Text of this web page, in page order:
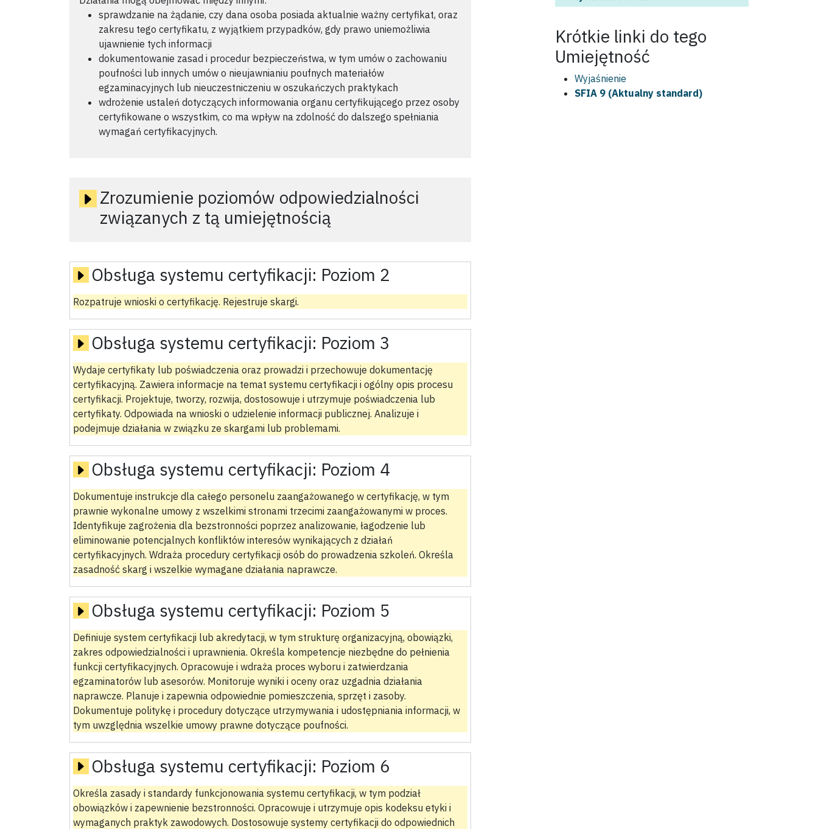
sprawdzanie na żądanie, czy dana osoba posiada aktualnie ważny certyfikat, oraz
zakresu tego certyfikatu, z wyjątkiem przypadków, gdy prawo uniemożliwia
ujawnienie tych informacji
dokumentowanie zasad i procedur bezpieczeństwa, w tym umów o zachowaniu
poufności lub innych umów o nieujawnianiu poufnych materiałów
egzaminacyjnych lub nieuczestniczeniu w oszukańczych praktykach
wdrożenie ustaleń dotyczących informowania organu certyfikującego przez osoby
certyfikowane o wszystkim, co ma wpływ na zdolność do dalszego spełniania
wymagań certyfikacyjnych.
Zrozumienie poziomów odpowiedzialności
związanych z tą umiejętnością
Obsługa systemu certyfikacji: Poziom 2
Rozpatruje wnioski o certyfikację. Rejestruje skargi.
Obsługa systemu certyfikacji: Poziom 3
Wydaje certyfikaty lub poświadczenia oraz prowadzi i przechowuje dokumentację
certyfikacyjną. Zawiera informacje na temat systemu certyfikacji i ogólny opis procesu
certyfikacji. Projektuje, tworzy, rozwija, dostosowuje i utrzymuje poświadczenia lub
certyfikaty. Odpowiada na wnioski o udzielenie informacji publicznej. Analizuje i
podejmuje działania w związku ze skargami lub problemami.
Obsługa systemu certyfikacji: Poziom 4
Dokumentuje instrukcje dla całego personelu zaangażowanego w certyfikację, w tym
prawnie wykonalne umowy z wszelkimi stronami trzecimi zaangażowanymi w proces.
Identyfikuje zagrożenia dla bezstronności poprzez analizowanie, łagodzenie lub
eliminowanie potencjalnych konfliktów interesów wynikających z działań
certyfikacyjnych. Wdraża procedury certyfikacji osób do prowadzenia szkoleń. Określa
zasadność skarg i wszelkie wymagane działania naprawcze.
Obsługa systemu certyfikacji: Poziom 5
Definiuje system certyfikacji lub akredytacji, w tym strukturę organizacyjną, obowiązki,
zakres odpowiedzialności i uprawnienia. Określa kompetencje niezbędne do pełnienia
funkcji certyfikacyjnych. Opracowuje i wdraża proces wyboru i zatwierdzania
egzaminatorów lub asesorów. Monitoruje wyniki i oceny oraz uzgadnia działania
naprawcze. Planuje i zapewnia odpowiednie pomieszczenia, sprzęt i zasoby.
Dokumentuje politykę i procedury dotyczące utrzymywania i udostępniania informacji, w
tym uwzględnia wszelkie umowy prawne dotyczące poufności.
Obsługa systemu certyfikacji: Poziom 6
Określa zasady i standardy funkcjonowania systemu certyfikacji, w tym podział
obowiązków i zapewnienie bezstronności. Opracowuje i utrzymuje opis kodeksu etyki i
wymaganych praktyk zawodowych. Dostosowuje systemy certyfikacji do odpowiednich
Krótkie linki do tego
Umiejętność
Wyjaśnienie
SFIA 9 (Aktualny standard)